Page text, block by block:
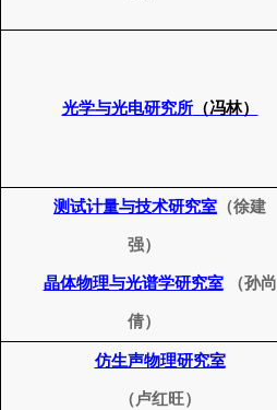
光学与光电研究所（冯林）
测试计量与技术研究室 （徐建
强）
晶体物理与光谱学研究室 （孙尚
倩）
仿生声物理研究室
（卢红旺）